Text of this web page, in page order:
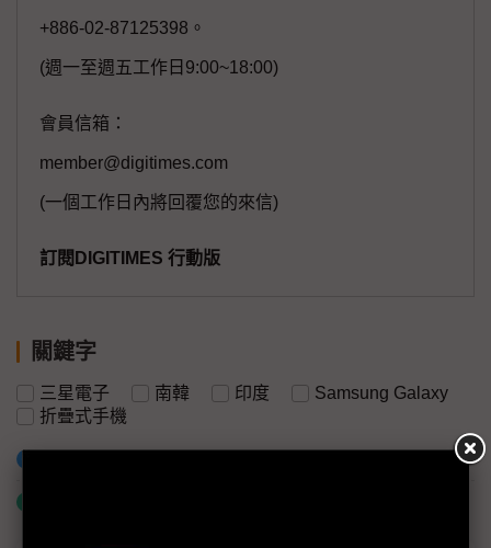
+886-02-87125398。
(週一至週五工作日9:00~18:00)
會員信箱：
member@digitimes.com
(一個工作日內將回覆您的來信)
訂閱DIGITIMES 行動版
關鍵字
三星電子 南韓 印度
Samsung Galaxy
折疊式手機